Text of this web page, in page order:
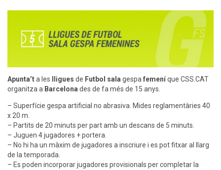
Apunta’ta les lligues de Futbol sala gespa femeníque CSS.CAT
organitza a Barcelona des de fa més de 15 anys.
– Superfície gespa artificial no abrasiva. Mides reglamentàries 40
x 20 m.
– Partits de 20 minuts per part amb un descans de 5 minuts.
– Juguen 4 jugadores + portera.
– No hi ha un màxim de jugadores a inscriure i es pot fitxar al llarg
de la temporada.
– Es poden incorporar jugadores provisionals per completar la